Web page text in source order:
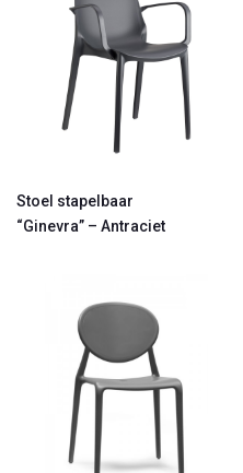
Stoel stapelbaar
“Ginevra” – Antraciet